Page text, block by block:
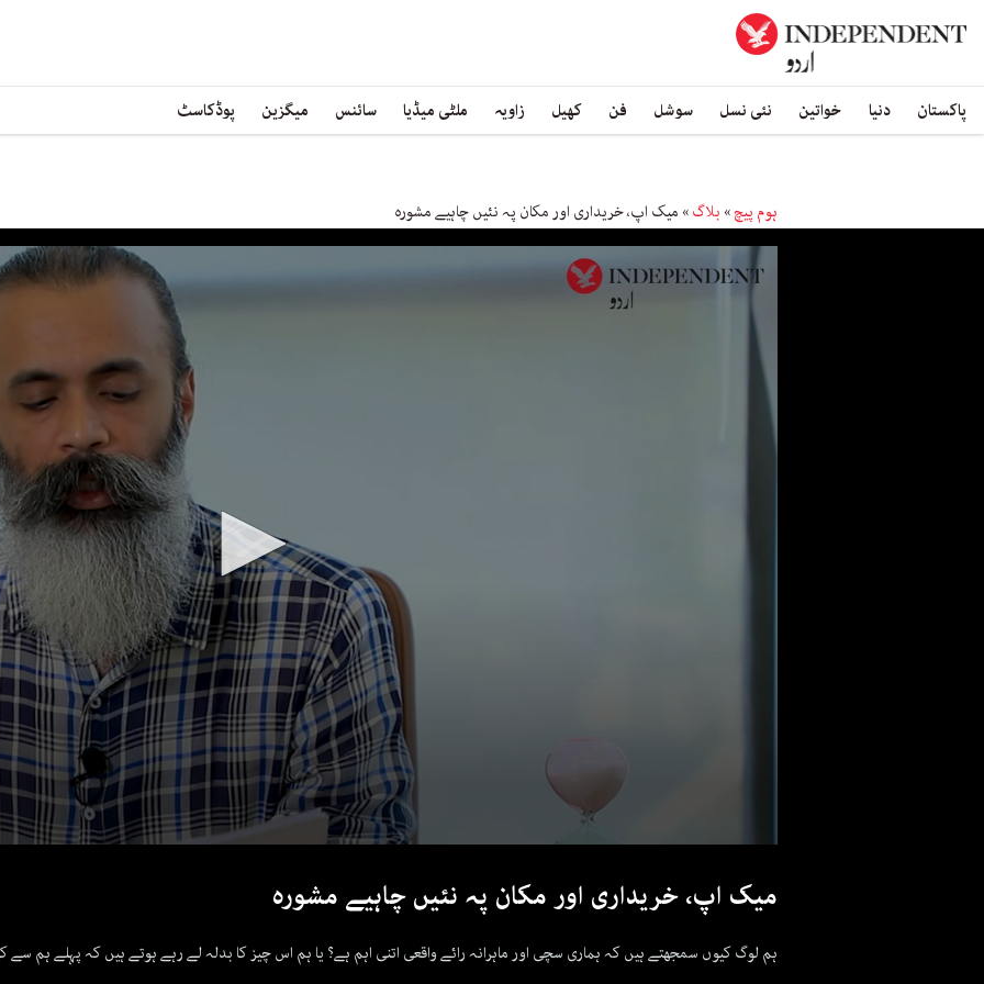
پاکستان دنیا خواتین نئی نسل سوشل فن کھیل زاویہ ملٹی میڈیا سائنس میگزین پوڈکاسٹ
ہوم پیچ» بلاگ» میک اپ، خریداری اور مکان پہ نئیں چاہیے مشورہ
میک اپ، خریداری اور مکان پہ نئیں چاہیے مشورہ
ہم لوگ کیوں سمجھتے ہیں کہ ہماری سچی اور ماہرانہ رائے واقعی اتنی اہم ہے؟ یا ہم اس چیز کا بدلہ لے رہے ہوتے ہیں کہ پہلے ہم سے